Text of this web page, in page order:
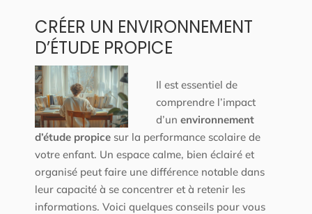
CRÉER UN ENVIRONNEMENT
D’ÉTUDE PROPICE
Il est essentiel de
comprendre l’impact
d’un environnement
d’étude propice sur la performance scolaire de
votre enfant. Un espace calme, bien éclairé et
organisé peut faire une différence notable dans
leur capacité à se concentrer et à retenir les
informations. Voici quelques conseils pour vous